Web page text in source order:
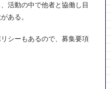
活動の中で他者と協働し目
ある。
シーもあるので、募集要項